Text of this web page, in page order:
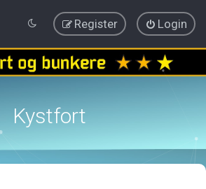
Login
Register
Kystfort